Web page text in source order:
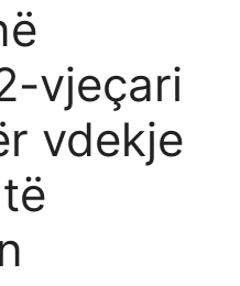
vjeçari
vdekje